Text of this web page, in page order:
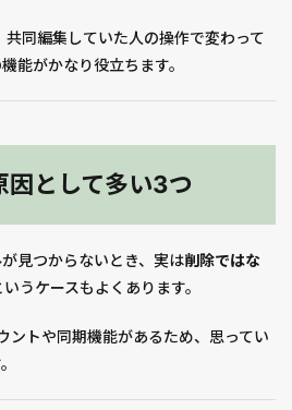
同編集していた人の操作で変わって
能がかなり役立ちます。
因として多い3つ
見つからないとき、実は削除ではな
いうケースもよくあります。
トや同期機能があるため、思ってい